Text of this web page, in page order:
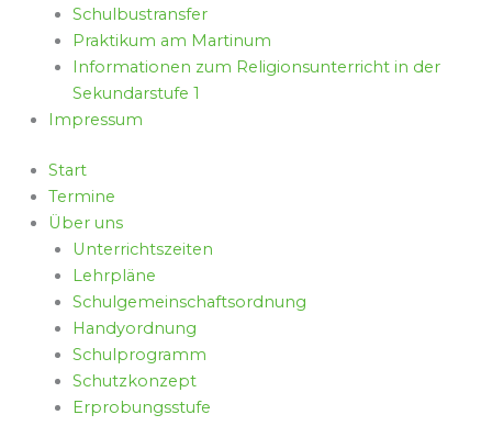
Schulbustransfer
Praktikum am Martinum
Informationen zum Religionsunterricht in der
Sekundarstufe 1
Impressum
Start
Termine
Über uns
Unterrichtszeiten
Lehrpläne
Schulgemeinschaftsordnung
Handyordnung
Schulprogramm
Schutzkonzept
Erprobungsstufe